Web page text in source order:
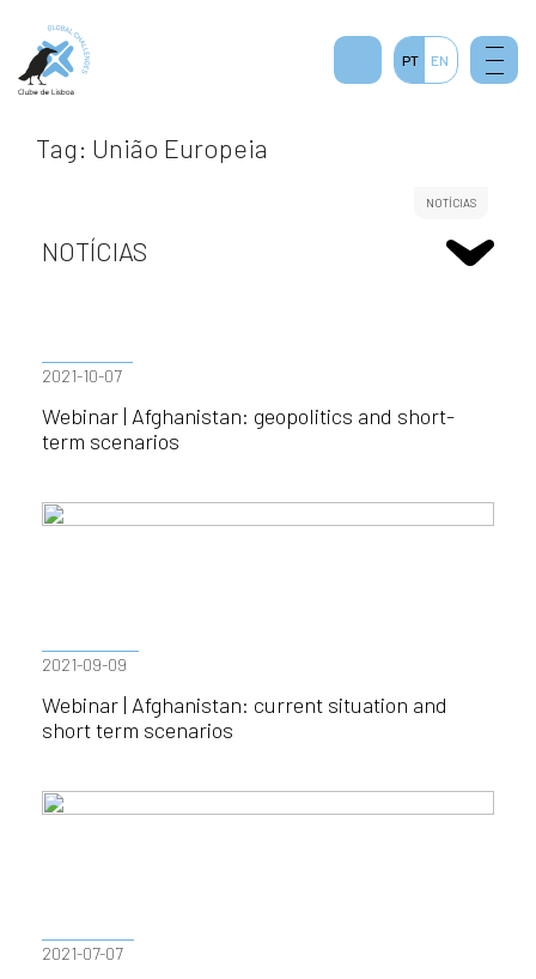
Tag: União Europeia
NOTÍCIAS
NOTÍCIAS
2021-10-07
Webinar | Afghanistan: geopolitics and short-
term scenarios
2021-09-09
Webinar | Afghanistan: current situation and
short term scenarios
2021-07-07
PT EN